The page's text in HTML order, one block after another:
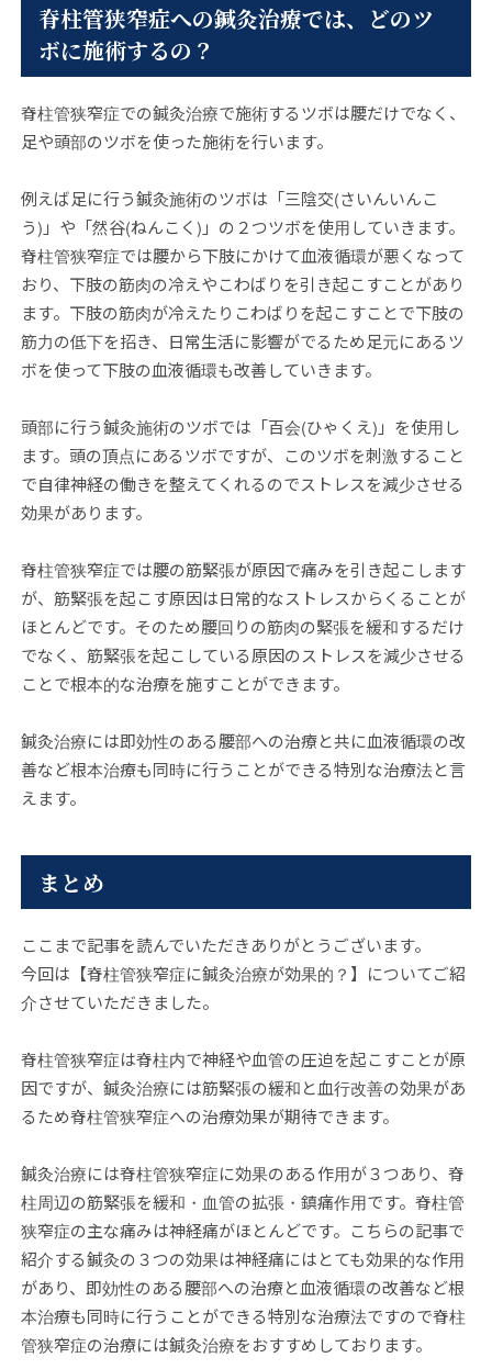
脊柱管狭窄症への鍼灸治療では、どのツ
ボに施術するの？
脊柱管狭窄症での鍼灸治療で施術するツボは腰だけでなく、
足や頭部のツボを使った施術を行います。
例えば足に行う鍼灸施術のツボは「三陰交(さいんいんこ
う)」や「然谷(ねんこく)」の２つツボを使用していきます。
脊柱管狭窄症では腰から下肢にかけて血液循環が悪くなって
おり、下肢の筋肉の冷えやこわばりを引き起こすことがあり
ます。下肢の筋肉が冷えたりこわばりを起こすことで下肢の
筋力の低下を招き、日常生活に影響がでるため足元にあるツ
ボを使って下肢の血液循環も改善していきます。
頭部に行う鍼灸施術のツボでは「百会(ひゃくえ)」を使用し
ます。頭の頂点にあるツボですが、このツボを刺激すること
で自律神経の働きを整えてくれるのでストレスを減少させる
効果があります。
脊柱管狭窄症では腰の筋緊張が原因で痛みを引き起こします
が、筋緊張を起こす原因は日常的なストレスからくることが
ほとんどです。そのため腰回りの筋肉の緊張を緩和するだけ
でなく、筋緊張を起こしている原因のストレスを減少させる
ことで根本的な治療を施すことができます。
鍼灸治療には即効性のある腰部への治療と共に血液循環の改
善など根本治療も同時に行うことができる特別な治療法と言
えます。
まとめ
ここまで記事を読んでいただきありがとうございます。
今回は【脊柱管狭窄症に鍼灸治療が効果的？】についてご紹
介させていただきました。
脊柱管狭窄症は脊柱内で神経や血管の圧迫を起こすことが原
因ですが、鍼灸治療には筋緊張の緩和と血行改善の効果があ
るため脊柱管狭窄症への治療効果が期待できます。
鍼灸治療には脊柱管狭窄症に効果のある作用が３つあり、脊
柱周辺の筋緊張を緩和・血管の拡張・鎮痛作用です。脊柱管
狭窄症の主な痛みは神経痛がほとんどです。こちらの記事で
紹介する鍼灸の３つの効果は神経痛にはとても効果的な作用
があり、即効性のある腰部への治療と血液循環の改善など根
本治療も同時に行うことができる特別な治療法ですので脊柱
管狭窄症の治療には鍼灸治療をおすすめしております。